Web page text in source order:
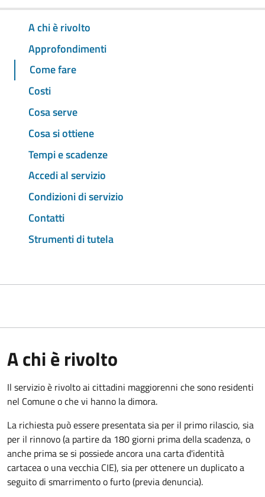
A chi è rivolto
Approfondimenti
Come fare
Costi
Cosa serve
Cosa si ottiene
Tempi e scadenze
Accedi al servizio
Condizioni di servizio
Contatti
Strumenti di tutela
A chi è rivolto
Il servizio è rivolto ai cittadini maggiorenni che sono residenti
nel Comune o che vi hanno la dimora.
La richiesta può essere presentata sia per il primo rilascio, sia
per il rinnovo (a partire da 180 giorni prima della scadenza, o
anche prima se si possiede ancora una carta d'identità
cartacea o una vecchia CIE), sia per ottenere un duplicato a
seguito di smarrimento o furto (previa denuncia).